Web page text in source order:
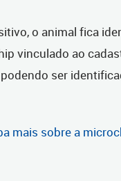
o animal fica
vinculado ao
ser
mais sobre a